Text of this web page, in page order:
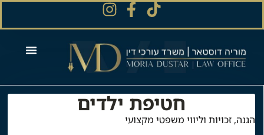
חטיפת ילדים
הגנה, זכויות וליווי משפטי מקצועי